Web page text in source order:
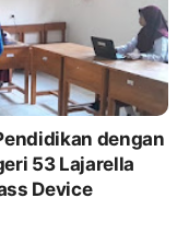
dengan
53 Lajarella
Device